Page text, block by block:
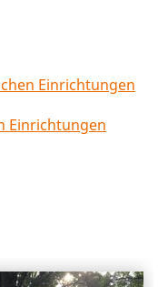
Einrichtungen
Einrichtungen